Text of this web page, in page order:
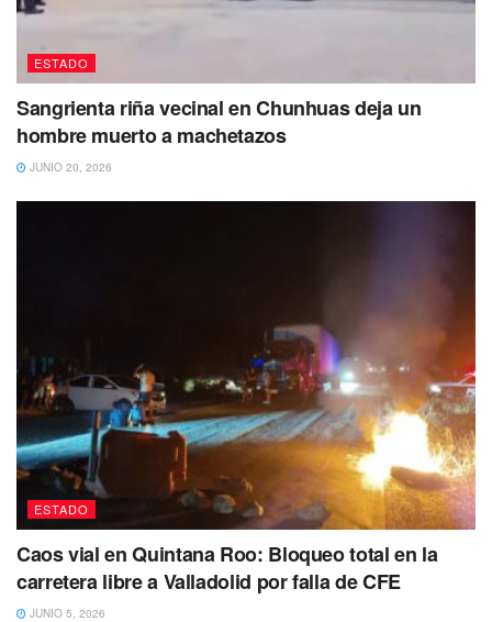
ESTADO
Sangrienta riña vecinal en Chunhuas deja un
hombre muerto a machetazos
JUNIO 20, 2026
ESTADO
Caos vial en Quintana Roo: Bloqueo total en la
carretera libre a Valladolid por falla de CFE
JUNIO 5, 2026